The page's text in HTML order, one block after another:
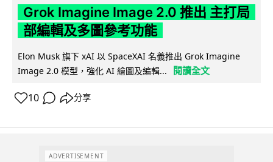
Grok Imagine Image 2.0 推出 主打局
部編輯及多圖參考功能
Elon Musk 旗下 xAI 以 SpaceXAI 名義推出 Grok Imagine
Image 2.0 模型，強化 AI 繪圖及編輯...
閱讀全文
10 分享
ADVERTISEMENT